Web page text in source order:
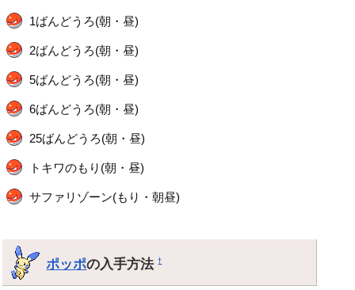
1ばんどうろ(朝・昼)
2ばんどうろ(朝・昼)
5ばんどうろ(朝・昼)
6ばんどうろ(朝・昼)
25ばんどうろ(朝・昼)
トキワのもり(朝・昼)
サファリゾーン(もり・朝昼)
ポッポの入手方法†